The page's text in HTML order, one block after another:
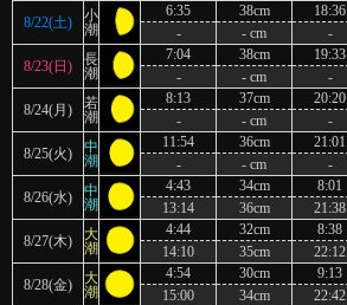
8/22(土)
小
潮
6:35 38cm 18:36
-
- cm -
8/23(日)
長
潮
7:04 38cm 19:33
-
- cm -
8/24(月)
若
潮
8:13 37cm 20:20
-
- cm -
8/25(火)
中
潮
11:54 36cm 21:01
-
- cm -
8/26(水)
中
潮
4:43 34cm 8:01
13:14
36cm 21:38
8/27(木)
大
潮
4:44 32cm 8:38
14:10
35cm 22:12
8/28(金)
大
潮
4:54 30cm 9:13
15:00
34cm 22:42